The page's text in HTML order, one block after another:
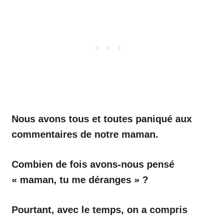
Nous avons tous et toutes paniqué aux
commentaires de notre maman.
Combien de fois avons-nous pensé
« maman, tu me déranges » ?
Pourtant, avec le temps, on a compris